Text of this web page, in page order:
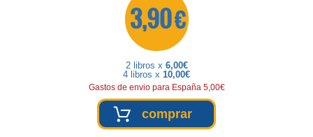
3,90 €
2 libros x 6,00€
4 libros x 10,00€
Gastos de envio para España 5,00€
comprar